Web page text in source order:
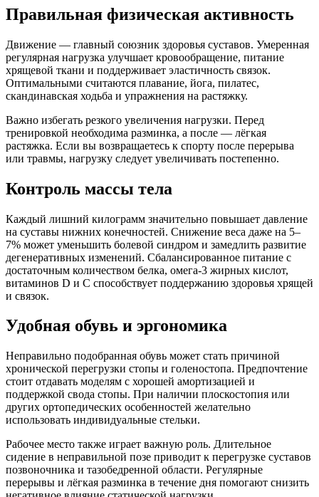
Правильная физическая активность
Движение — главный союзник здоровья суставов. Умеренная
регулярная нагрузка улучшает кровообращение, питание
хрящевой ткани и поддерживает эластичность связок.
Оптимальными считаются плавание, йога, пилатес,
скандинавская ходьба и упражнения на растяжку.
Важно избегать резкого увеличения нагрузки. Перед
тренировкой необходима разминка, а после — лёгкая
растяжка. Если вы возвращаетесь к спорту после перерыва
или травмы, нагрузку следует увеличивать постепенно.
Контроль массы тела
Каждый лишний килограмм значительно повышает давление
на суставы нижних конечностей. Снижение веса даже на 5–
7% может уменьшить болевой синдром и замедлить развитие
дегенеративных изменений. Сбалансированное питание с
достаточным количеством белка, омега-3 жирных кислот,
витаминов D и C способствует поддержанию здоровья хрящей
и связок.
Удобная обувь и эргономика
Неправильно подобранная обувь может стать причиной
хронической перегрузки стопы и голеностопа. Предпочтение
стоит отдавать моделям с хорошей амортизацией и
поддержкой свода стопы. При наличии плоскостопия или
других ортопедических особенностей желательно
использовать индивидуальные стельки.
Рабочее место также играет важную роль. Длительное
сидение в неправильной позе приводит к перегрузке суставов
позвоночника и тазобедренной области. Регулярные
перерывы и лёгкая разминка в течение дня помогают снизить